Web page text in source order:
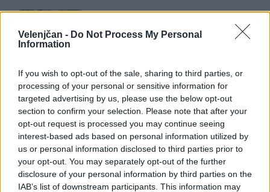
Velenjčan - Do Not Process My Personal
Information
If you wish to opt-out of the sale, sharing to third parties, or
processing of your personal or sensitive information for
targeted advertising by us, please use the below opt-out
section to confirm your selection. Please note that after your
opt-out request is processed you may continue seeing
interest-based ads based on personal information utilized by
us or personal information disclosed to third parties prior to
your opt-out. You may separately opt-out of the further
disclosure of your personal information by third parties on the
IAB’s list of downstream participants. This information may
prekinjena dobava toplotne energije.
Opozorilo: Po 297. členu Kazenskega zakonika je
posameznik kazensko odgovoren za javno spodbujanje
sovraštva, nasilja ali nestrpnosti. Komentarji z žaljivimi,
rasističnimi, diskriminatornimi ali nezakonitimi vsebinami
bodo odstranjeni. Pravila komentiranja →